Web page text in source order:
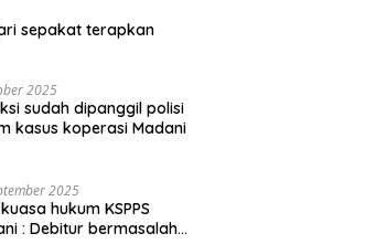
sepakat terapkan
2025
sudah dipanggil polisi
kasus koperasi Madani
2025
hukum KSPPS
: Debitur bermasalah